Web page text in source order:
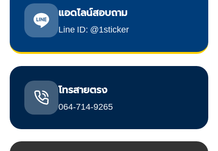
แอดไลน์สอบถาม
Line ID: @1sticker
โทรสายตรง
064-714-9265